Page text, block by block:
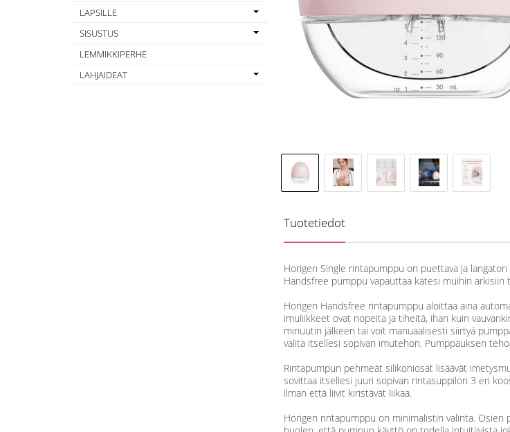
Tuotetiedot
Horigen Single rintapumppu on puettava ja
Handsfree pumppu vapauttaa kätesi muihin arkisiin
Horigen Handsfree rintapumppu aloittaa aina
imuliikkeet ovat nopeita ja tiheitä, ihan kuin
minuutin jälkeen tai voit manuaalisesti siirtyä
valita itsellesi sopivan imutehon. Pumppauksen
Rintapumpun pehmeät silikoniosat lisäävät
sovittaa itsellesi juuri sopivan rintasuppilon 3 eri
ilman että liivit kiristävät liikaa.
Horigen rintapumppu on minimalistin valinta.
LAPSILLE
SISUSTUS
LEMMIKKIPERHE
LAHJAIDEAT